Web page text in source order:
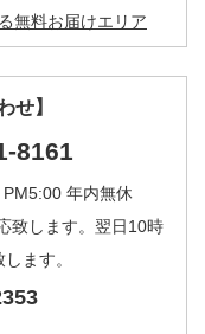
無料お届けエリア
せ】
8161
年内無休
致します。翌日10時
ます。